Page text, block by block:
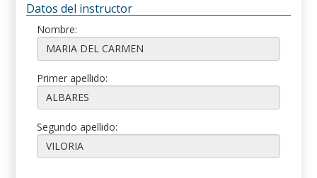
Datos del instructor
Nombre:
Primer apellido:
Segundo apellido: